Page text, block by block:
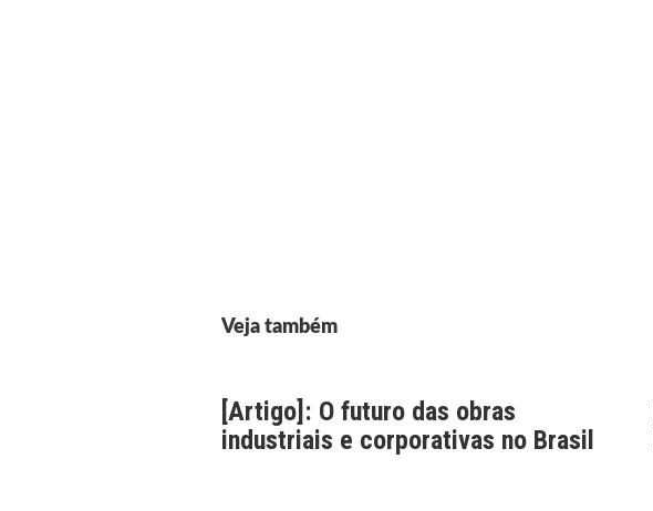
Veja também
[Artigo]: O futuro das obras
industriais e corporativas no Brasil